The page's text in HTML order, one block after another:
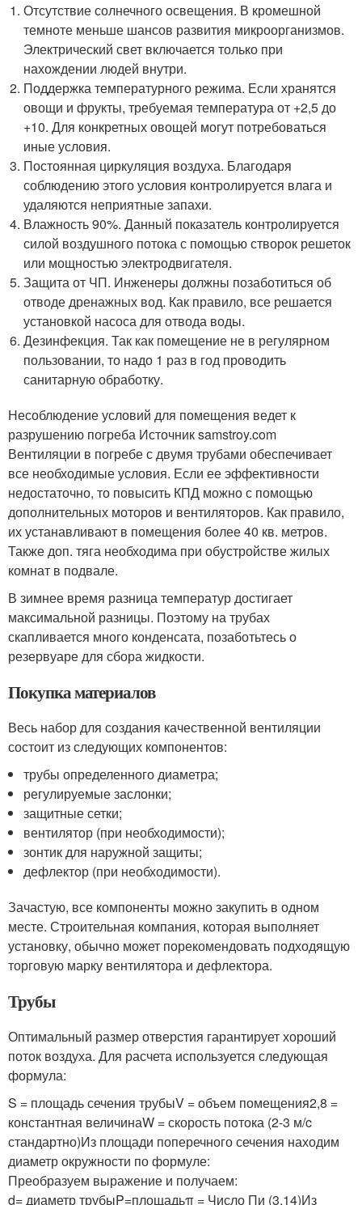
Отсутствие солнечного освещения. В кромешной
темноте меньше шансов развития микроорганизмов.
Электрический свет включается только при
нахождении людей внутри.
Поддержка температурного режима. Если хранятся
овощи и фрукты, требуемая температура от +2,5 до
+10. Для конкретных овощей могут потребоваться
иные условия.
Постоянная циркуляция воздуха. Благодаря
соблюдению этого условия контролируется влага и
удаляются неприятные запахи.
Влажность 90%. Данный показатель контролируется
силой воздушного потока с помощью створок решеток
или мощностью электродвигателя.
Защита от ЧП. Инженеры должны позаботиться об
отводе дренажных вод. Как правило, все решается
установкой насоса для отвода воды.
Дезинфекция. Так как помещение не в регулярном
пользовании, то надо 1 раз в год проводить
санитарную обработку.
Несоблюдение условий для помещения ведет к
разрушению погреба Источник samstroy.com
Вентиляции в погребе с двумя трубами обеспечивает
все необходимые условия. Если ее эффективности
недостаточно, то повысить КПД можно с помощью
дополнительных моторов и вентиляторов. Как правило,
их устанавливают в помещения более 40 кв. метров.
Также доп. тяга необходима при обустройстве жилых
комнат в подвале.
В зимнее время разница температур достигает
максимальной разницы. Поэтому на трубах
скапливается много конденсата, позаботьтесь о
резервуаре для сбора жидкости.
Покупка материалов
Весь набор для создания качественной вентиляции
состоит из следующих компонентов:
трубы определенного диаметра;
регулируемые заслонки;
защитные сетки;
вентилятор (при необходимости);
зонтик для наружной защиты;
дефлектор (при необходимости).
Зачастую, все компоненты можно закупить в одном
месте. Строительная компания, которая выполняет
установку, обычно может порекомендовать подходящую
торговую марку вентилятора и дефлектора.
Трубы
Оптимальный размер отверстия гарантирует хороший
поток воздуха. Для расчета используется следующая
формула:
S = площадь сечения трубыV = объем помещения2,8 =
константная величинаW = скорость потока (2-3 м/c
стандартно)Из площади поперечного сечения находим
диаметр окружности по формуле:
Преобразуем выражение и получаем:
d= диаметр трубыP=площадьπ = Число Пи (3,14)Из